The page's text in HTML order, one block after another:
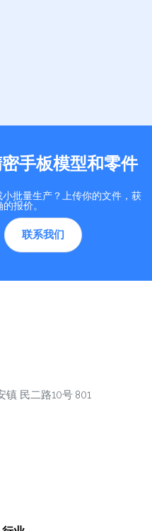
手板模型和零件
批量生产？上传你的文件，获
报价。
联系我们
镇 民二路10号 801